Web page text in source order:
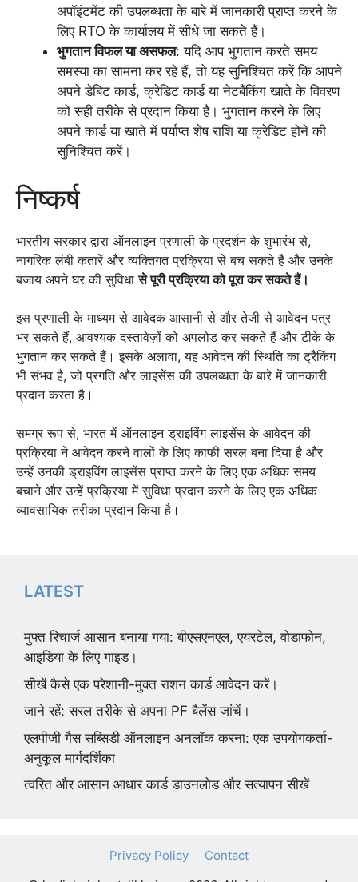
अपॉइंटमेंट की उपलब्धता के बारे में जानकारी प्राप्त करने के
लिए RTO के कार्यालय में सीधे जा सकते हैं।
भुगतान विफल या असफल: यदि आप भुगतान करते समय
समस्या का सामना कर रहे हैं, तो यह सुनिश्चित करें कि आपने
अपने डेबिट कार्ड, क्रेडिट कार्ड या नेटबैंकिंग खाते के विवरण
को सही तरीके से प्रदान किया है। भुगतान करने के लिए
अपने कार्ड या खाते में पर्याप्त शेष राशि या क्रेडिट होने की
सुनिश्चित करें।
निष्कर्ष
भारतीय सरकार द्वारा ऑनलाइन प्रणाली के प्रदर्शन के शुभारंभ से,
नागरिक लंबी कतारें और व्यक्तिगत प्रक्रिया से बच सकते हैं और उनके
बजाय अपने घर की सुविधासे पूरी प्रक्रिया को पूरा कर सकते हैं।
इस प्रणाली के माध्यम से आवेदक आसानी से और तेजी से आवेदन पत्र
भर सकते हैं, आवश्यक दस्तावेज़ों को अपलोड कर सकते हैं और टीके के
भुगतान कर सकते हैं। इसके अलावा, यह आवेदन की स्थिति का ट्रैकिंग
भी संभव है, जो प्रगति और लाइसेंस की उपलब्धता के बारे में जानकारी
प्रदान करता है।
समग्र रूप से, भारत में ऑनलाइन ड्राइविंग लाइसेंस के आवेदन की
प्रक्रिया ने आवेदन करने वालों के लिए काफी सरल बना दिया है और
उन्हें उनकी ड्राइविंग लाइसेंस प्राप्त करने के लिए एक अधिक समय
बचाने और उन्हें प्रक्रिया में सुविधा प्रदान करने के लिए एक अधिक
व्यावसायिक तरीका प्रदान किया है।
LATEST
मुफ्त रिचार्ज आसान बनाया गया: बीएसएनएल, एयरटेल, वोडाफोन,
आइडिया के लिए गाइड।
सीखें कैसे एक परेशानी-मुक्त राशन कार्ड आवेदन करें।
जाने रहें: सरल तरीके से अपना PF बैलेंस जांचें।
एलपीजी गैस सब्सिडी ऑनलाइन अनलॉक करना: एक उपयोगकर्ता-
अनुकूल मार्गदर्शिका
त्वरित और आसान आधार कार्ड डाउनलोड और सत्यापन सीखें
Privacy Policy
Contact